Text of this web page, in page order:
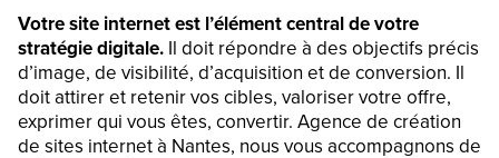
Votre site internet est l’élément central de votre
stratégie digitale. Il doit répondre à des objectifs précis
d’image, de visibilité, d’acquisition et de conversion. Il
doit attirer et retenir vos cibles, valoriser votre offre,
exprimer qui vous êtes, convertir. Agence de création
de sites internet à Nantes, nous vous accompagnons de